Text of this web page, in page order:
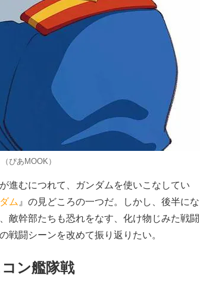
ぴあMOOK）
進むにつれて、ガンダムを使いこなしてい
ム 』の見どころの一つだ。しかし、後半にな
敵幹部たちも恐れをなす、化け物じみた戦闘
戦闘シーンを改めて振り返りたい。
ン艦隊戦